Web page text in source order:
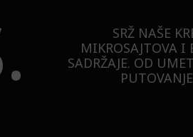
SRŽ NAŠE
MIKROSAJTOVA I
SADRŽAJE. OD